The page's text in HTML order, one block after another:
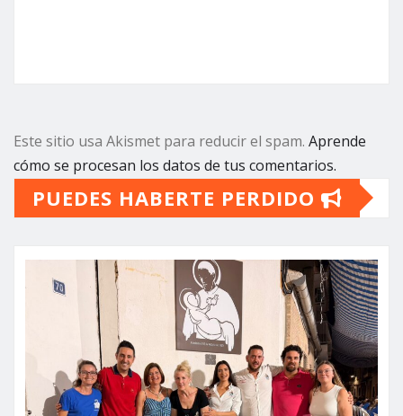
Este sitio usa Akismet para reducir el spam. Aprende
cómo se procesan los datos de tus comentarios.
PUEDES HABERTE PERDIDO